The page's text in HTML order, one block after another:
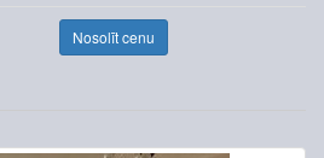
Nosolīt cenu